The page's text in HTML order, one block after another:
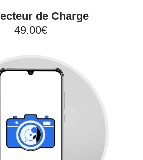
de Charge
49.00€